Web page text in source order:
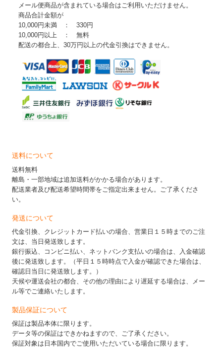
メール便商品が含まれている場合はご利用いただけません。
商品合計金額が
10,000円未満 ： 330円
10,000円以上 ： 無料
配送の都合上、30万円以上の代金引換はできません。
送料について
送料無料
離島・一部地域は追加送料がかかる場合があります。
配送業者及び配送希望時間帯をご指定出来ません。ご了承くださ
い。
発送について
代金引換、クレジットカード払いの場合、営業日１５時までのご注
文は、当日発送致します。
銀行振込、コンビニ払い、ネットバンク支払いの場合は、入金確認
後に発送致します。（平日１５時時点で入金が確認できた場合は、
確認日当日に発送致します。）
天候や運送会社の都合、その他の理由により遅延する場合は、メー
ル等でご連絡いたします。
製品保証について
保証は製品本体に限ります。
データ等の保証はできかねますので、ご了承ください。
保証対象は日本国内でご使用いただいている場合に限ります。